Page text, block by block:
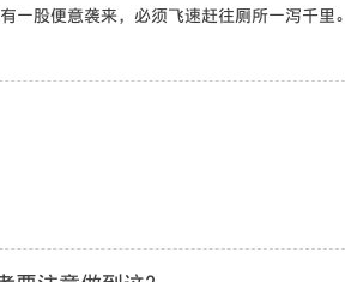
一股便意袭来，必须飞速赶往厕所一泻千里。